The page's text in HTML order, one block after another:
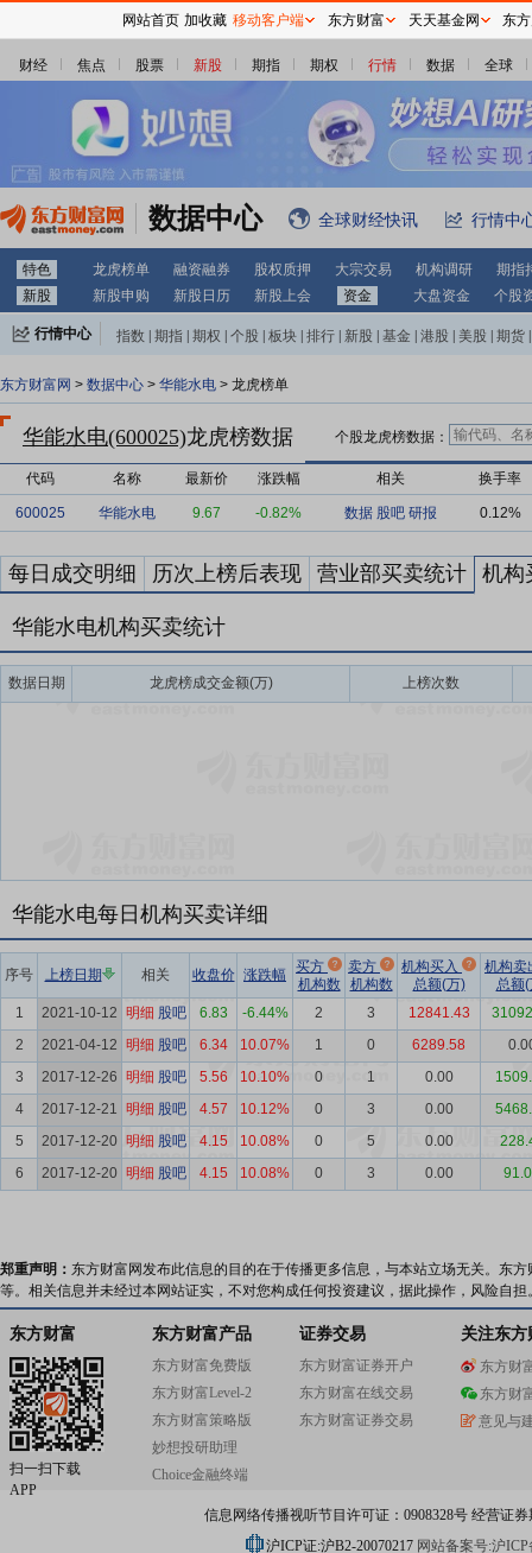
财经 焦点 股票 新股 期指 期权 行情 数据 全球
数据中心 全球财经快讯 行情中
特色 龙虎榜单 融资融券 股权质押 大宗交易 机构调研
期指
新股
新股申购 新股日历 新股上会 资金 大盘资金 个股
行情中心 指数 期指 期权 个股 板块 排行 新股 基金 港股 美股 期货
东方财富网 > 数据中心 > 华能水电 > 龙虎榜单
华能水电(600025)龙虎榜数据 个股龙虎榜数据：
代码 名称 最新价 涨跌幅 相关 换手率
600025 华能水电 9.67 -0.82% 数据 股吧 研报 0.12%
每日成交明细 历次上榜后表现 营业部买卖统计 机构
华能水电机构买卖统计
数据日期 龙虎榜成交金额(万) 上榜次数
华能水电每日机构买卖详细
序号 上榜日期 相关 收盘价 涨跌幅
买方
机构数
卖方
机构数
机构买入
总额(万)
机构
总额(
1
2021-10-12 明细 股吧 6.83 -6.44% 2 3 12841.43
2
2021-04-12 明细 股吧 6.34 10.07% 1 0 6289.58
3
2017-12-26 明细 股吧 5.56 10.10% 0 1 0.00
4
2017-12-21 明细 股吧 4.57 10.12% 0 3 0.00
5
2017-12-20 明细 股吧 4.15 10.08% 0 5 0.00
6
2017-12-20 明细 股吧 4.15 10.08% 0 3 0.00
郑重声明： 东方财富网发布此信息的目的在于传播更多信息，与本站立场无关。东
等。相关信息并未经过本网站证实，不对您构成任何投资建议，据此操作，风险自担
网站首页 加收藏 移动客户端 东方财富 天天基金网 东